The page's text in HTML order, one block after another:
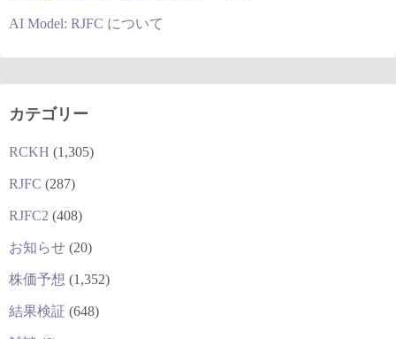
AI Model: RJFC について
カテゴリー
RCKH (1,305)
RJFC (287)
RJFC2 (408)
お知らせ (20)
株価予想 (1,352)
結果検証 (648)